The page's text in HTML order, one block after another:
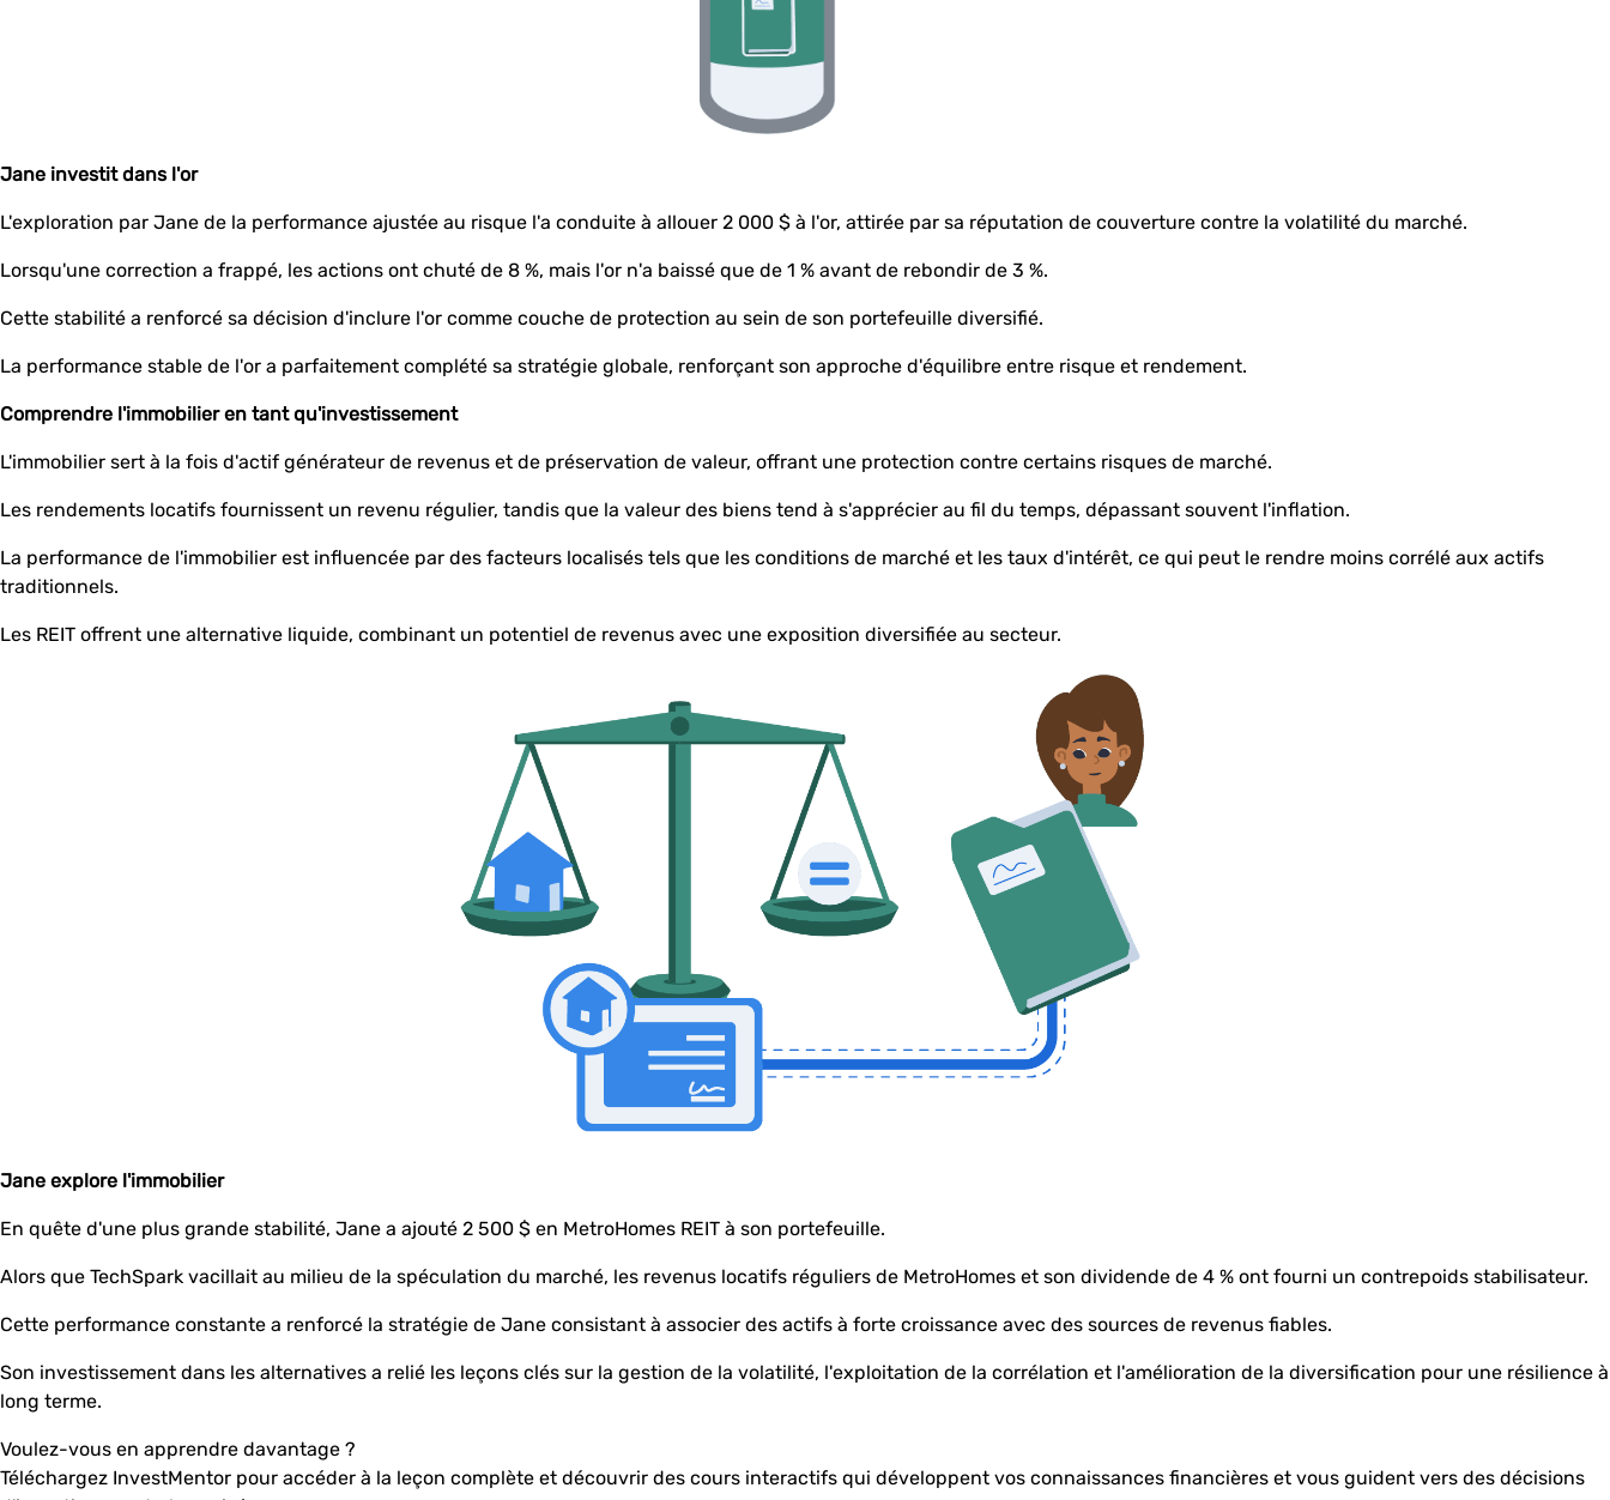
Jane investit dans l'or
L'exploration par Jane de la performance ajustée au risque l'a conduite à allouer 2 000 $ à l'or, attirée par sa réputation de couverture contre la volatilité du marché.
Lorsqu'une correction a frappé, les actions ont chuté de 8 %, mais l'or n'a baissé que de 1 % avant de rebondir de 3 %.
Cette stabilité a renforcé sa décision d'inclure l'or comme couche de protection au sein de son portefeuille diversifié.
La performance stable de l'or a parfaitement complété sa stratégie globale, renforçant son approche d'équilibre entre risque et rendement.
Comprendre l'immobilier en tant qu'investissement
L'immobilier sert à la fois d'actif générateur de revenus et de préservation de valeur, offrant une protection contre certains risques de marché.
Les rendements locatifs fournissent un revenu régulier, tandis que la valeur des biens tend à s'apprécier au fil du temps, dépassant souvent l'inflation.
La performance de l'immobilier est influencée par des facteurs localisés tels que les conditions de marché et les taux d'intérêt, ce qui peut le rendre moins corrélé aux actifs
traditionnels.
Les REIT offrent une alternative liquide, combinant un potentiel de revenus avec une exposition diversifiée au secteur.
Jane explore l'immobilier
En quête d'une plus grande stabilité, Jane a ajouté 2 500 $ en MetroHomes REIT à son portefeuille.
Alors que TechSpark vacillait au milieu de la spéculation du marché, les revenus locatifs réguliers de MetroHomes et son dividende de 4 % ont fourni un contrepoids stabilisateur.
Cette performance constante a renforcé la stratégie de Jane consistant à associer des actifs à forte croissance avec des sources de revenus fiables.
Son investissement dans les alternatives a relié les leçons clés sur la gestion de la volatilité, l'exploitation de la corrélation et l'amélioration de la diversification pour une résilience à
long terme.
Voulez-vous en apprendre davantage ?
Téléchargez InvestMentor pour accéder à la leçon complète et découvrir des cours interactifs qui développent vos connaissances financières et vous guident vers des décisions